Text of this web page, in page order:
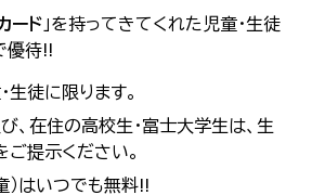
ード 」を持ってきてくれた児童・生徒
優待!!
生徒に限ります。
、在住の高校生・富士大学生は、生
ご提示ください。
）はいつでも無料!!